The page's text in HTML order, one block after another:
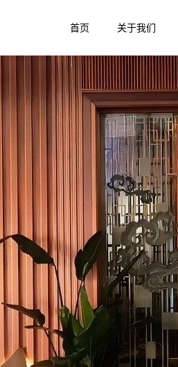
首页 关于我们